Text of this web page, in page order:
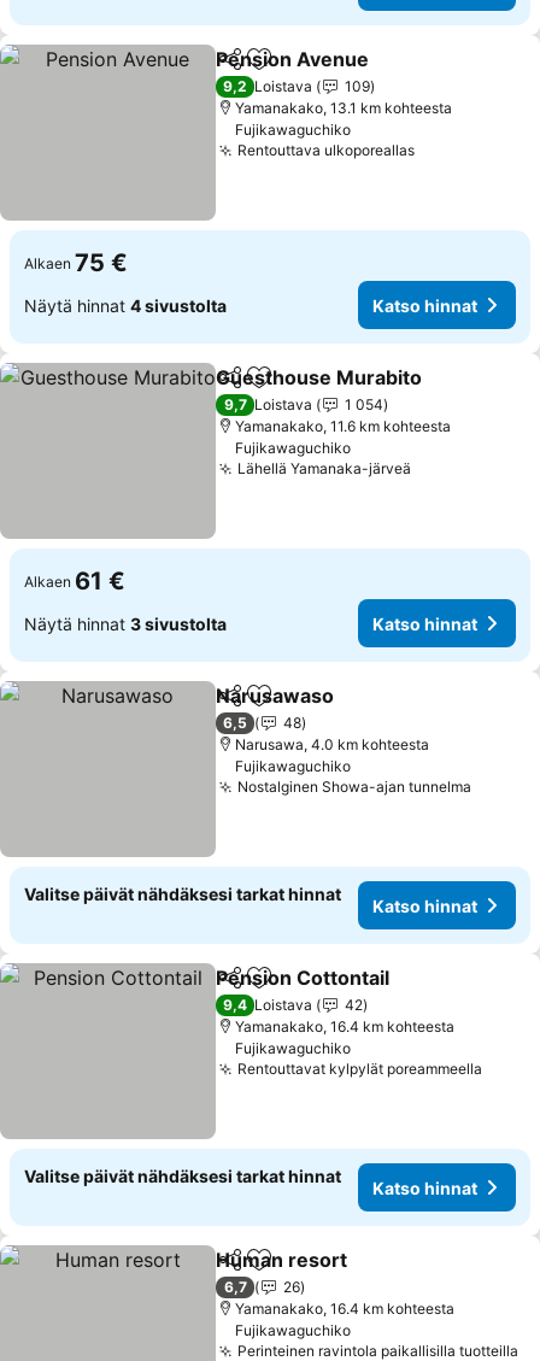
Jaa Lisää suosikkeihin
Pension Avenue
9,2 Loistava
109
Yamanakako, 13.1 km kohteesta
Fujikawaguchiko
Rentouttava ulkoporeallasKatso hinnat
Alkaen 75 €
Näytä hinnat 4 sivustolta Katso hinnat
Jaa Lisää suosikkeihin
Guesthouse Murabito
9,7 Loistava
1 054
Yamanakako, 11.6 km kohteesta
Fujikawaguchiko
Lähellä Yamanaka-järveä
Alkaen 61 €
Näytä hinnat 3 sivustolta Katso hinnat
Jaa Lisää suosikkeihin
Narusawaso
6,5
48
Narusawa, 4.0 km kohteesta
Fujikawaguchiko
Nostalginen Showa-ajan tunnelma
Valitse päivät nähdäksesi tarkat hinnat
Katso hinnat
Jaa Lisää suosikkeihin
Pension Cottontail
9,4 Loistava
42
Yamanakako, 16.4 km kohteesta
Fujikawaguchiko
Rentouttavat kylpylät poreammeella
Valitse päivät nähdäksesi tarkat hinnat
Katso hinnat
Jaa Lisää suosikkeihin
Human resort
6,7
26
Yamanakako, 16.4 km kohteesta
Fujikawaguchiko
Perinteinen ravintola paikallisilla tuotteilla